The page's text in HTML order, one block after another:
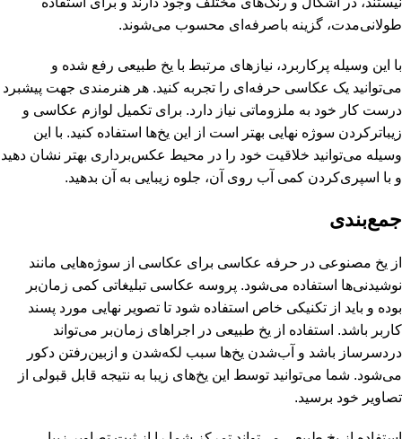
طولانی‌مدت، گزینه باصرفه‌ای محسوب می‌شوند.
با این وسیله پرکاربرد، نیازهای مرتبط با یخ طبیعی رفع شده و
می‌توانید یک عکاسی حرفه‌ای را تجربه کنید. هر هنرمندی جهت پیشبرد
درست کار خود به ملزوماتی نیاز دارد. برای تکمیل لوازم عکاسی و
زیباترکردن سوژه نهایی بهتر است از این یخ‌ها استفاده کنید. با این
وسیله می‌توانید خلاقیت خود را در محیط عکس‌برداری بهتر نشان دهید
و با اسپری‌کردن کمی آب روی آن، جلوه زیبایی به آن بدهید.
جمع‌بندی
از یخ مصنوعی در حرفه عکاسی برای عکاسی از سوژه‌هایی مانند
نوشیدنی‌ها استفاده می‌شود. پروسه عکاسی تبلیغاتی کمی زمان‌بر
بوده و باید از تکنیکی خاص استفاده شود تا تصویر نهایی مورد پسند
کاربر باشد. استفاده از یخ طبیعی در اجراهای زمان‌بر می‌تواند
دردسرساز باشد و آب‌شدن یخ‌ها سبب لکه‌شدن و ازبین‌رفتن دکور
می‌شود. شما می‌توانید توسط این یخ‌های زیبا به نتیجه قابل قبولی از
تصاویر خود برسید.